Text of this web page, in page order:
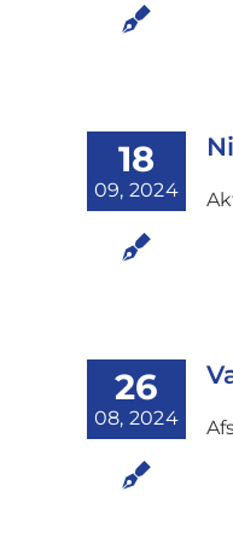
18
09, 2024
26
08, 2024